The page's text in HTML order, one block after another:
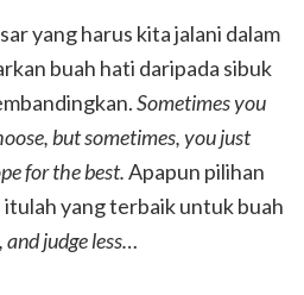
yang harus kita jalani dalam
buah hati daripada sibuk
Sometimes you
but sometimes, you just
for the best.Apapun pilihan
itulah yang terbaik untuk buah
and judge less…